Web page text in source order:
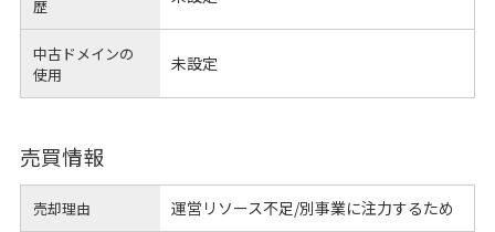
歴
中古ドメインの
使用
未設定
売買情報
売却理由 運営リソース不足/別事業に注力するため